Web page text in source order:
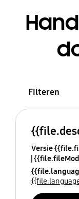
Filteren
Versie